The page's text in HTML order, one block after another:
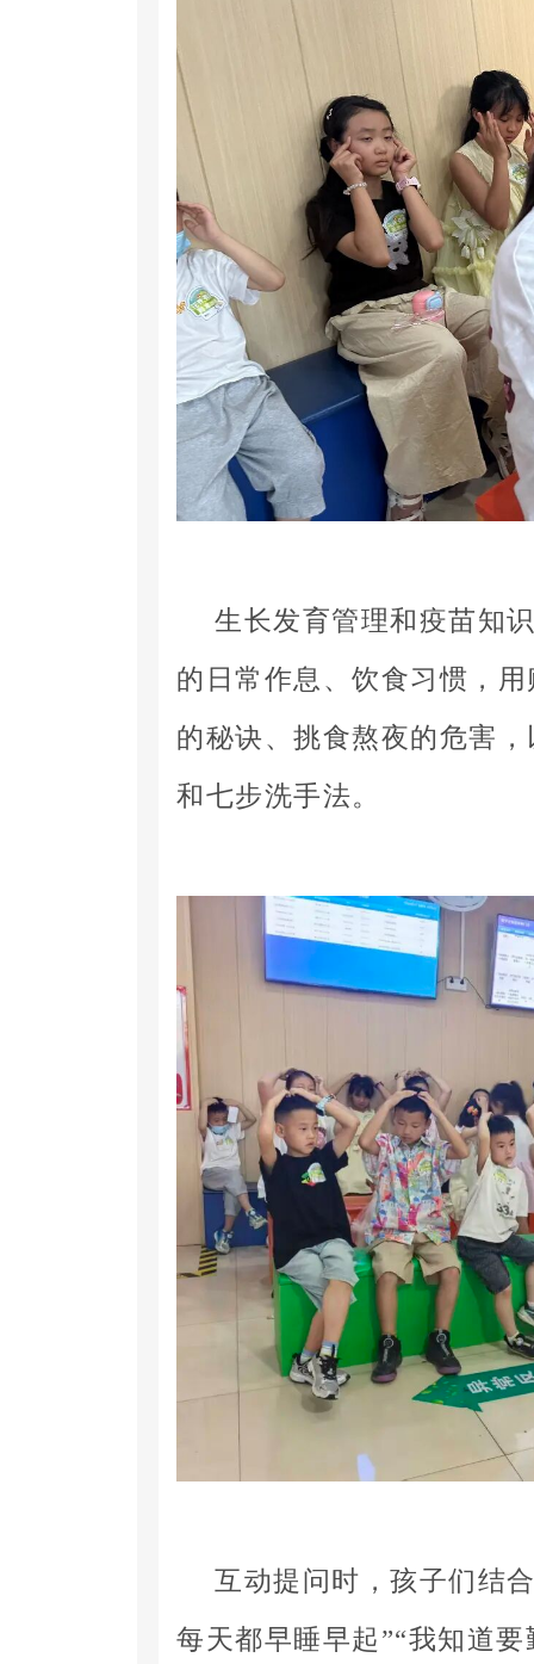
生长发育管理和疫苗知
的日常作息、饮食习惯，
的秘诀、挑食熬夜的危害
和七步洗手法。
互动提问时，孩子们结
每天都早睡早起”“我知道